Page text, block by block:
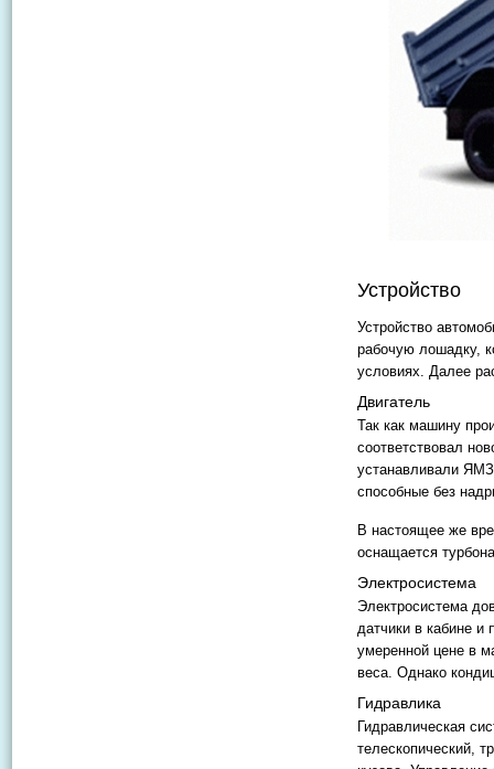
Устройство
Устройство
рабочую лошадку,
условиях. Далее
Двигатель
Так как машину
соответствовал
устанавливали
способные без
В настоящее же
оснащается
Электросистема
Электросистема
датчики в кабине и
умеренной цене в
веса. Однако
Гидравлика
Гидравлическая
телескопический,